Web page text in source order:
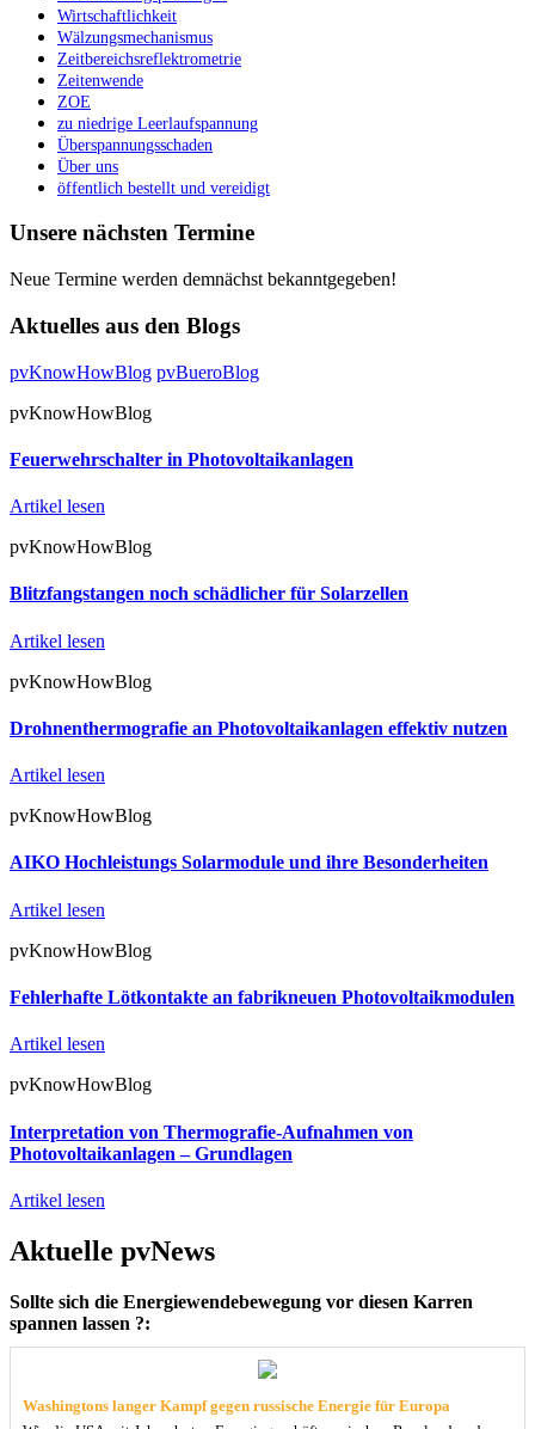
Wirtschaftlichkeit
Wälzungsmechanismus
Zeitbereichsreflektrometrie
Zeitenwende
ZOE
zu niedrige Leerlaufspannung
Überspannungsschaden
Über uns
öffentlich bestellt und vereidigt
Unsere nächsten Termine
Neue Termine werden demnächst bekanntgegeben!
Aktuelles aus den Blogs
pvKnowHowBlog pvBueroBlog
pvKnowHowBlog
Feuerwehrschalter in Photovoltaikanlagen
Artikel lesen
pvKnowHowBlog
Blitzfangstangen noch schädlicher für Solarzellen
Artikel lesen
pvKnowHowBlog
Drohnenthermografie an Photovoltaikanlagen effektiv nutzen
Artikel lesen
pvKnowHowBlog
AIKO Hochleistungs Solarmodule und ihre Besonderheiten
Artikel lesen
pvKnowHowBlog
Fehlerhafte Lötkontakte an fabrikneuen Photovoltaikmodulen
Artikel lesen
pvKnowHowBlog
Interpretation von Thermografie-Aufnahmen von
Photovoltaikanlagen – Grundlagen
Artikel lesen
Aktuelle pvNews
Sollte sich die Energiewendebewegung vor diesen Karren
spannen lassen ?:
Washingtons langer Kampf gegen russische Energie für Europa